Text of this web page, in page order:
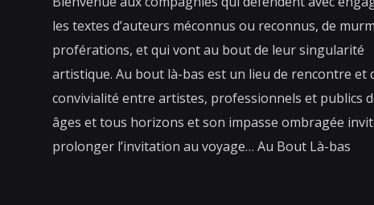
les textes d’auteurs méconnus ou reconnus, de
proférations, et qui vont au bout de leur singularité
artistique. Au bout là-bas est un lieu de rencontre et
convivialité entre artistes, professionnels et publics
âges et tous horizons et son impasse ombragée
prolonger l’invitation au voyage… Au Bout Là-bas